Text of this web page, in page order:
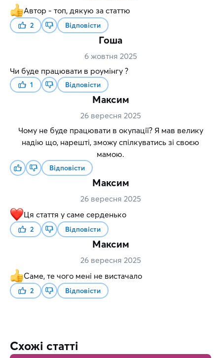
Автор - топ, дякую за статтю
2 Відповісти
Гоша
6 жовтня 2025
Чи буде працювати в роумінгу ?
1 Відповісти
Максим
26 вересня 2025
Чому не буде працювати в окупації? Я мав велику
надію що, нарешті, зможу спілкуватись зі своєю
мамою.
Відповісти
Максим
26 вересня 2025
Ця стаття у саме серденько
2 Відповісти
Максим
26 вересня 2025
Саме, те чого мені не вистачало
2 Відповісти
Схожі статті